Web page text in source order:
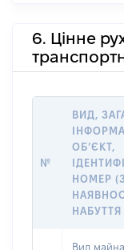
6. Цінне
№
ВИД,
ОБʼЄКТ,
НОМЕР
Вид